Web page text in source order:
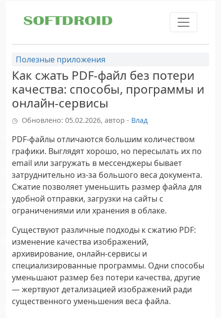
Полезные приложения
Как сжать PDF-файл без потери
качества: способы, программы и
онлайн‑сервисы
Обновлено: 05.02.2026, автор - Влад
PDF-файлы отличаются большим количеством
графики. Выглядят хорошо, но пересылать их по
email или загружать в мессенджеры бывает
затруднительно из-за большого веса документа.
Сжатие позволяет уменьшить размер файла для
удобной отправки, загрузки на сайты с
ограничениями или хранения в облаке.
Существуют различные подходы к сжатию PDF:
изменение качества изображений,
архивирование, онлайн-сервисы и
специализированные программы. Одни способы
уменьшают размер без потери качества, другие
— жертвуют детализацией изображений ради
существенного уменьшения веса файла.